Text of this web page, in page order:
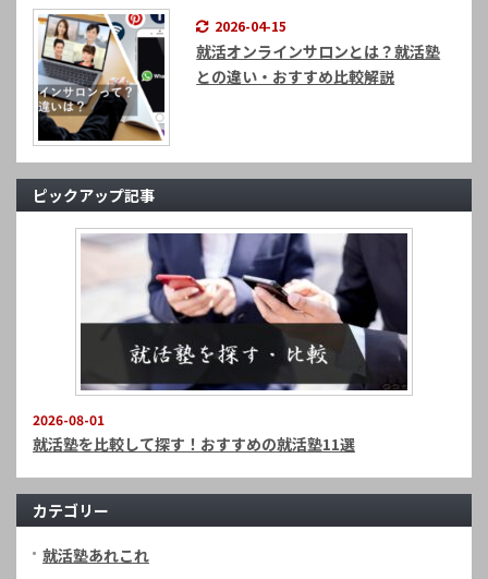
2026-04-15
就活オンラインサロンとは？就活塾
との違い・おすすめ比較解説
ピックアップ記事
2026-08-01
就活塾を比較して探す！おすすめの就活塾11選
カテゴリー
就活塾あれこれ